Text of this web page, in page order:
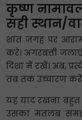
कृष्ण
सही स्थान/
शांत जगह पर
करे। अगरबत्ती
दिशा में रखें। अब,
तब तक उच्चारण करें
यह याद रखना बहुत
उसका मतलब